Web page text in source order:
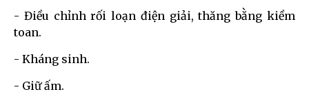
- Điều chỉnh rối loạn điện giải, thăng bằng kiềm
toan.
- Kháng sinh.
- Giữ ấm.